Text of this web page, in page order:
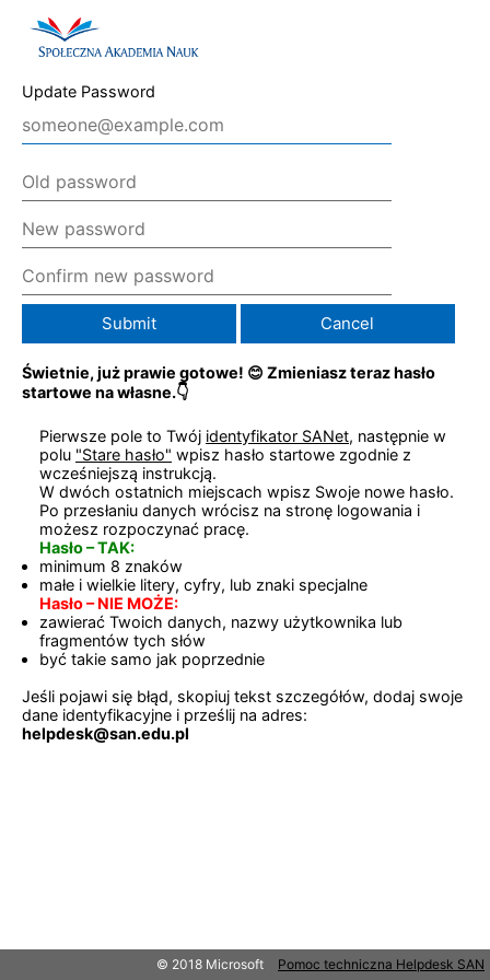
Update Password
Świetnie, już prawie gotowe! 😊 Zmieniasz teraz hasło
startowe na własne.👇
Pierwsze pole to Twój identyfikator SANet, następnie w
polu "Stare hasło" wpisz hasło startowe zgodnie z
wcześniejszą instrukcją.
W dwóch ostatnich miejscach wpisz Swoje nowe hasło.
Po przesłaniu danych wrócisz na stronę logowania i
możesz rozpoczynać pracę.
Hasło – TAK:
minimum 8 znaków
małe i wielkie litery, cyfry, lub znaki specjalne
Hasło – NIE MOŻE:
zawierać Twoich danych, nazwy użytkownika lub
fragmentów tych słów
być takie samo jak poprzednie
Jeśli pojawi się błąd, skopiuj tekst szczegółów, dodaj swoje
dane identyfikacyjne i prześlij na adres:
helpdesk@san.edu.pl
© 2018 Microsoft Pomoc techniczna Helpdesk SAN